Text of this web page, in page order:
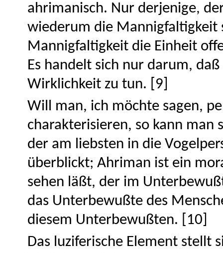
ahrimanisch. Nur derjenige,
wiederum die Mannigfaltigkeit
Mannigfaltigkeit die Einheit
Es handelt sich nur darum,
Wirklichkeit zu tun. [9]
Will man, ich möchte sagen,
charakterisieren, so kann man
der am liebsten in die
überblickt; Ahriman ist ein
sehen läßt, der im
das Unterbewußte des
diesem Unterbewußten. [10]
Das luziferische Element stellt